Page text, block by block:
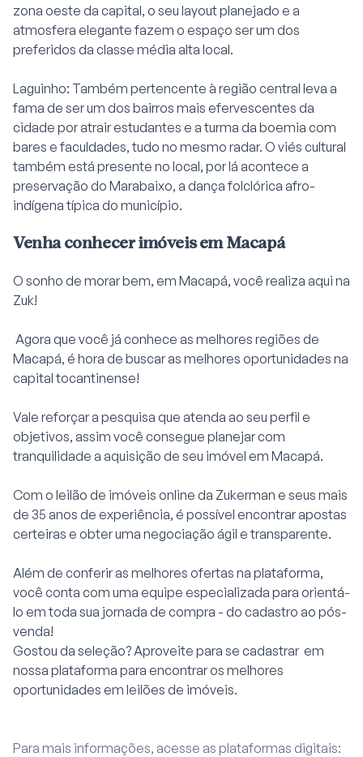
zona oeste da capital, o seu layout planejado e a
atmosfera elegante fazem o espaço ser um dos
preferidos da classe média alta local.
Laguinho: Também pertencente à região central leva a
fama de ser um dos bairros mais efervescentes da
cidade por atrair estudantes e a turma da boemia com
bares e faculdades, tudo no mesmo radar. O viés cultural
também está presente no local, por lá acontece a
preservação do Marabaixo, a dança folclórica afro-
indígena típica do município.
Venha conhecer imóveis em Macapá
O sonho de morar bem, em Macapá, você realiza aqui na
Zuk!
Agora que você já conhece as melhores regiões de
Macapá, é hora de buscar as melhores oportunidades na
capital tocantinense!
Vale reforçar a pesquisa que atenda ao seu perfil e
objetivos, assim você consegue planejar com
tranquilidade a aquisição de seu imóvel em Macapá.
Com o leilão de imóveis online da Zukerman e seus mais
de 35 anos de experiência, é possível encontrar apostas
certeiras e obter uma negociação ágil e transparente.
Além de conferir as melhores ofertas na plataforma,
você conta com uma equipe especializada para orientá-
lo em toda sua jornada de compra - do cadastro ao pós-
venda!
Gostou da seleção? Aproveite para se cadastrar em
nossa plataforma para encontrar os melhores
oportunidades em leilões de imóveis.
Para mais informações, acesse as plataformas digitais: